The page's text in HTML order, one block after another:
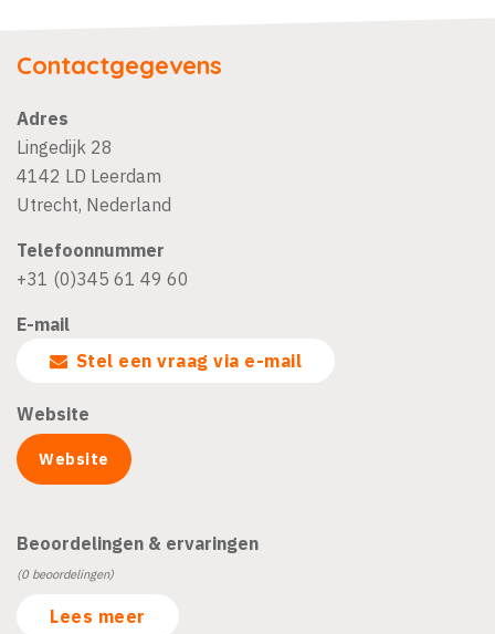
Contactgegevens
Adres
Lingedijk 28
4142 LD Leerdam
Utrecht, Nederland
Telefoonnummer
+31 (0)345 61 49 60
E-mail
Stel een vraag via e-mail
Website
Website
Beoordelingen & ervaringen
(0 beoordelingen)
Lees meer